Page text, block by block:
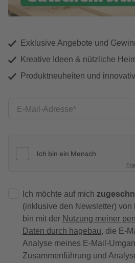
Exklusive Angebote und
Kreative Ideen & nützliche
Produktneuheiten und
E-Mail-Adresse
Ich möchte auf mich
(inklusive den Newsletter) von
bin mit der Nutzung meiner
Daten durch hagebau, die E-
Analyse meines E-Mail-
Zusammenführung und